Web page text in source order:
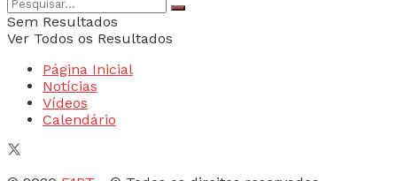
Sem Resultados
Ver Todos os Resultados
Página Inicial
Notícias
Vídeos
Calendário